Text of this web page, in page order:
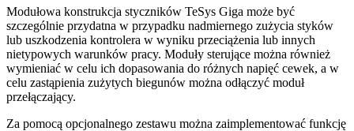
Modułowa konstrukcja styczników TeSys Giga może być
szczególnie przydatna w przypadku nadmiernego zużycia styków
lub uszkodzenia kontrolera w wyniku przeciążenia lub innych
nietypowych warunków pracy. Moduły sterujące można również
wymieniać w celu ich dopasowania do różnych napięć cewek, a w
celu zastąpienia zużytych biegunów można odłączyć moduł
przełączający.
Za pomocą opcjonalnego zestawu można zaimplementować funkcję